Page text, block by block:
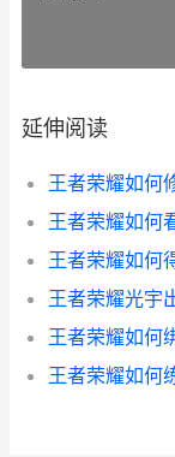
延伸阅读
王者荣耀如何
王者荣耀如何